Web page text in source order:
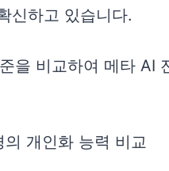
신하고 있습니다.
을 비교하여 메타 AI
개인화 능력 비교